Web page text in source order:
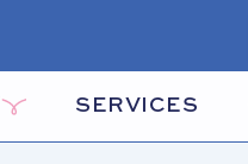
SERVICES